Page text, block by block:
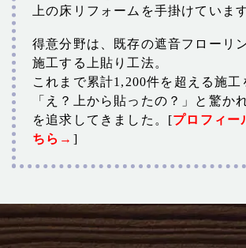
上の床リフォームを手掛けています
得意分野は、既存の遮音フローリ
施工する上貼り工法。
これまで累計1,200件を超える施工
「え？上から貼ったの？」と驚か
を追求してきました。[プロフィー
ちら→ ]